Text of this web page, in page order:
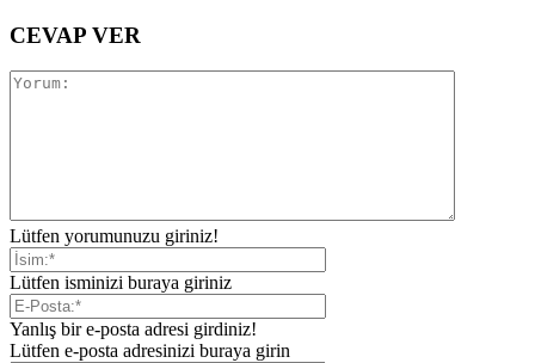
CEVAP VER
Lütfen yorumunuzu giriniz!
Lütfen isminizi buraya giriniz
Yanlış bir e-posta adresi girdiniz!
Lütfen e-posta adresinizi buraya girin